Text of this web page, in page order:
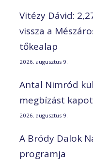
Vitézy Dávid:
vissza a
tőkealap
2026. augusztus 9.
Antal Nimród
megbízást
2026. augusztus 9.
A Bródy Dalok
programja